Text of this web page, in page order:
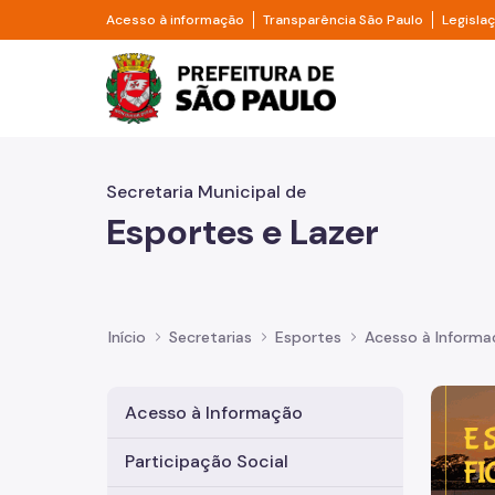
Pular para o Conteúdo principal
Acesso à informação Divisor de acesso à informação
Transparência São Paulo Divisor
Prefeitura de São
Secretaria Municipal de
Esportes e Lazer
Início Secretarias Esportes Acesso à
Acesso à Informação
Participação Social